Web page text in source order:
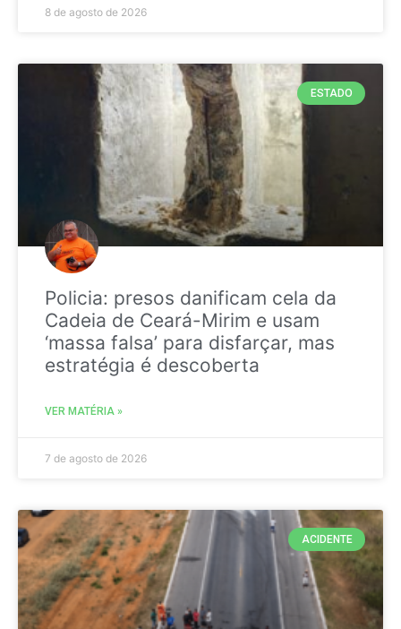
8 de agosto de 2026
ESTADO
Policia: presos danificam cela da
Cadeia de Ceará-Mirim e usam
‘massa falsa’ para disfarçar, mas
estratégia é descoberta
VER MATÉRIA »
7 de agosto de 2026
ACIDENTE